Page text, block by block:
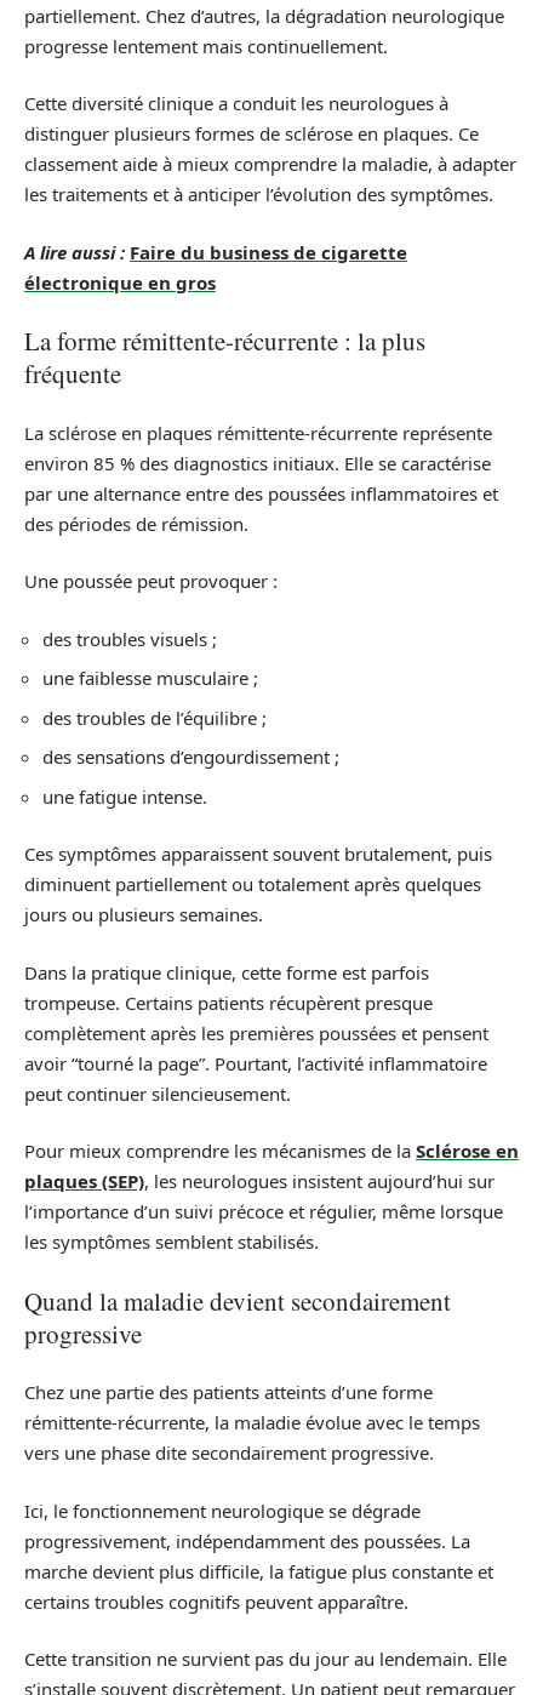
partiellement. Chez d’autres, la dégradation neurologique
progresse lentement mais continuellement.
Cette diversité clinique a conduit les neurologues à
distinguer plusieurs formes de sclérose en plaques. Ce
classement aide à mieux comprendre la maladie, à adapter
les traitements et à anticiper l’évolution des symptômes.
A lire aussi : Faire du business de cigarette
électronique en gros
La forme rémittente-récurrente : la plus
fréquente
La sclérose en plaques rémittente-récurrente représente
environ 85 % des diagnostics initiaux. Elle se caractérise
par une alternance entre des poussées inflammatoires et
des périodes de rémission.
Une poussée peut provoquer :
des troubles visuels ;
une faiblesse musculaire ;
des troubles de l’équilibre ;
des sensations d’engourdissement ;
une fatigue intense.
Ces symptômes apparaissent souvent brutalement, puis
diminuent partiellement ou totalement après quelques
jours ou plusieurs semaines.
Dans la pratique clinique, cette forme est parfois
trompeuse. Certains patients récupèrent presque
complètement après les premières poussées et pensent
avoir “tourné la page”. Pourtant, l’activité inflammatoire
peut continuer silencieusement.
Pour mieux comprendre les mécanismes de la Sclérose en
plaques (SEP), les neurologues insistent aujourd’hui sur
l’importance d’un suivi précoce et régulier, même lorsque
les symptômes semblent stabilisés.
Quand la maladie devient secondairement
progressive
Chez une partie des patients atteints d’une forme
rémittente-récurrente, la maladie évolue avec le temps
vers une phase dite secondairement progressive.
Ici, le fonctionnement neurologique se dégrade
progressivement, indépendamment des poussées. La
marche devient plus difficile, la fatigue plus constante et
certains troubles cognitifs peuvent apparaître.
Cette transition ne survient pas du jour au lendemain. Elle
s’installe souvent discrètement. Un patient peut remarquer